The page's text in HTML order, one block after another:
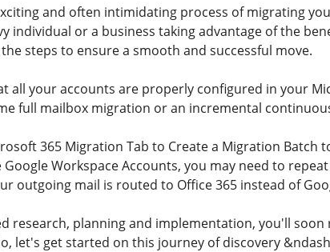
and often intimidating process of migrating
individual or a business taking advantage of the
steps to ensure a smooth and successful move.
all your accounts are properly configured in your
full mailbox migration or an incremental
365 Migration Tab to Create a Migration Batch
Workspace Accounts, you may need to
outgoing mail is routed to Office 365 instead of
research, planning and implementation, you'll
let's get started on this journey of discovery